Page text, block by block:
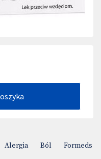
Alergia Ból Formeds